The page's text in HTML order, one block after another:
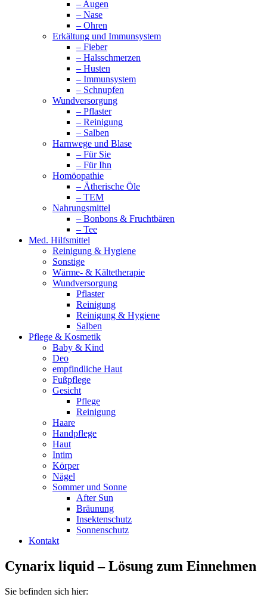
– Augen
– Nase
– Ohren
Erkältung und Immunsystem
– Fieber
– Halsschmerzen
– Husten
– Immunsystem
– Schnupfen
Wundversorgung
– Pflaster
– Reinigung
– Salben
Harnwege und Blase
– Für Sie
– Für Ihn
Homöopathie
– Ätherische Öle
– TEM
Nahrungsmittel
– Bonbons & Fruchtbären
– Tee
Med. Hilfsmittel
Reinigung & Hygiene
Sonstige
Wärme- & Kältetherapie
Wundversorgung
Pflaster
Reinigung
Reinigung & Hygiene
Salben
Pflege & Kosmetik
Baby & Kind
Deo
empfindliche Haut
Fußpflege
Gesicht
Pflege
Reinigung
Haare
Handpflege
Haut
Intim
Körper
Nägel
Sommer und Sonne
After Sun
Bräunung
Insektenschutz
Sonnenschutz
Kontakt
Cynarix liquid – Lösung zum Einnehmen
Sie befinden sich hier: